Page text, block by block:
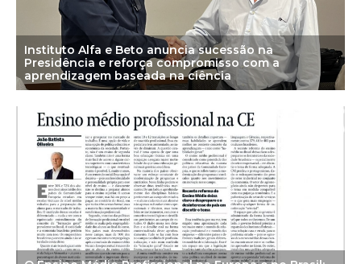
Instituto Alfa e Beto anuncia sucessão na
Presidência e reforça compromisso com a
aprendizagem baseada na ciência